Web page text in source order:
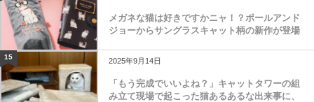
メガネな猫は好きですかニャ！？ポールアンド
ジョーからサングラスキャット柄の新作が登場
15 2025年9月14日
「もう完成でいいよね？」キャットタワーの組
み立て現場で起こった猫あるあるな出来事に、